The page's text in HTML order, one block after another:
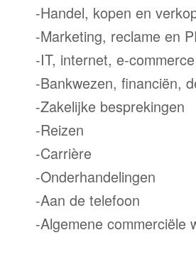
-Handel, kopen en
-Marketing, reclame en
-IT, internet, e-
-Bankwezen, financiën,
-Zakelijke besprekingen
-Reizen
-Carrière
-Onderhandelingen
-Aan de telefoon
-Algemene commerciële